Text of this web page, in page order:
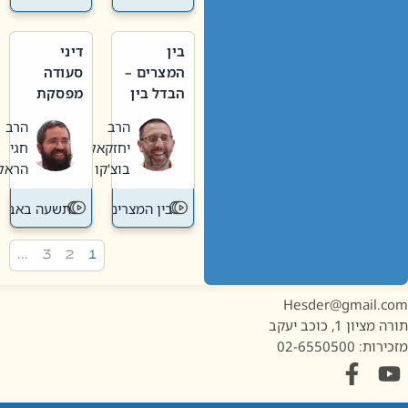
בין
המצרים –
הבדל בין
חדשה
לישנה
הרב
יחזקאל
בוצ'קו
בין המצרים
דיני
סעודה
מפסקת
תשעה
באב
הרב
חגי
הראל
תשעה באב
1, כוכב יעקב
02-6550500